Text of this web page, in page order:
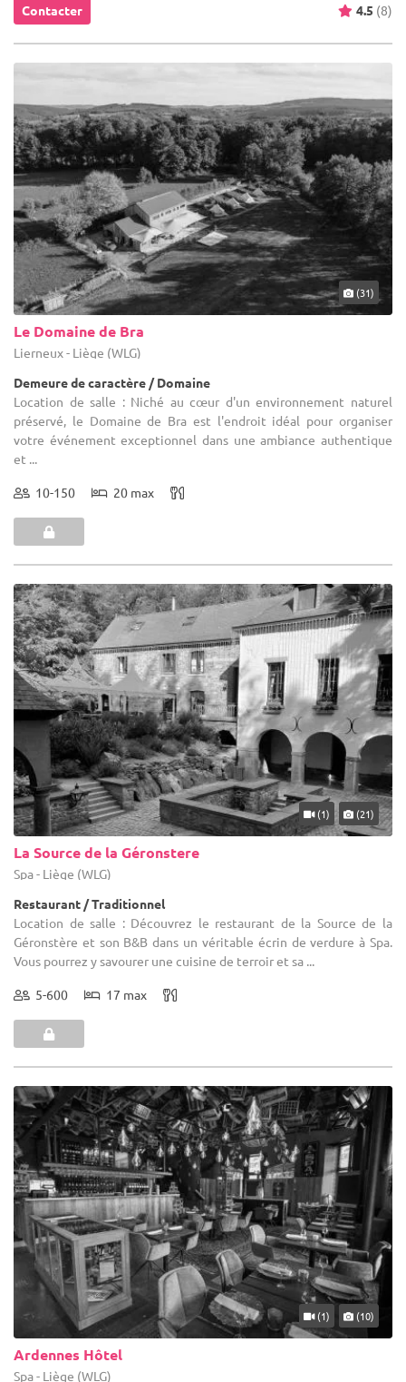
Contacter 4.5 (8)
(31)
Le Domaine de Bra
Lierneux - Liège (WLG)
Demeure de caractère / Domaine
Location de salle : Niché au cœur d'un environnement naturel
préservé, le Domaine de Bra est l'endroit idéal pour organiser
votre événement exceptionnel dans une ambiance authentique
et ...
10-150 20 max
(1) (21)
La Source de la Géronstere
Spa - Liège (WLG)
Restaurant / Traditionnel
Location de salle : Découvrez le restaurant de la Source de la
Géronstère et son B&B dans un véritable écrin de verdure à Spa.
Vous pourrez y savourer une cuisine de terroir et sa ...
5-600 17 max
(1) (10)
Ardennes Hôtel
Spa - Liège (WLG)